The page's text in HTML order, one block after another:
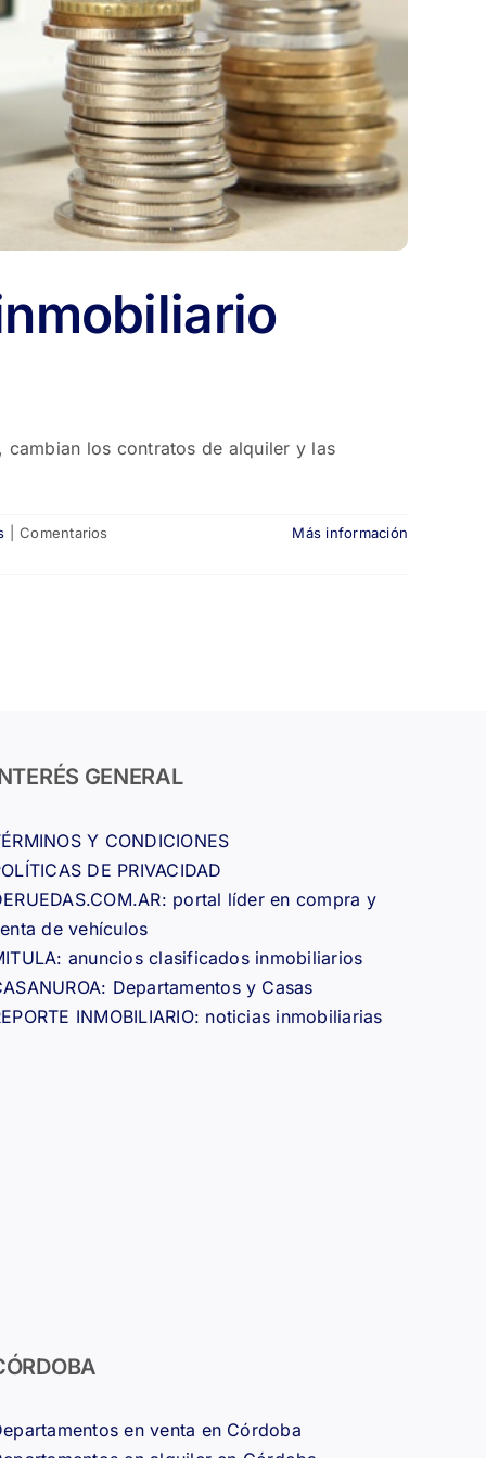
los contratos de alquiler y las
Comentarios
Más información
GENERAL
Y CONDICIONES
DE PRIVACIDAD
portal líder en compra y
de vehículos
anuncios clasificados inmobiliarios
Departamentos y Casas
INMOBILIARIO: noticias inmobiliarias
en venta en Córdoba